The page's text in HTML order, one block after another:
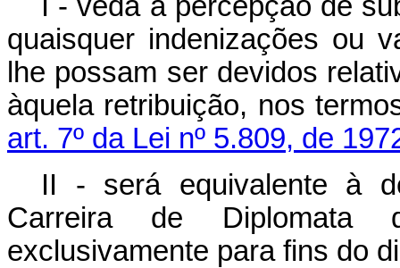
quaisquer indenizações ou
lhe possam ser devidos
àquela retribuição, nos
art. 7º da Lei nº 5.809, de
II - será equivalente à
Carreira de Diplomata
exclusivamente para fins do